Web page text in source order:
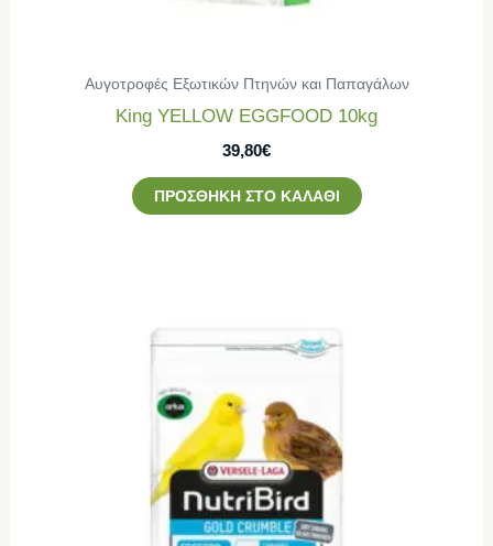
Αυγοτροφές Εξωτικών Πτηνών και Παπαγάλων
King YELLOW EGGFOOD 10kg
39,80€
ΠΡΟΣΘΉΚΗ ΣΤΟ ΚΑΛΆΘΙ